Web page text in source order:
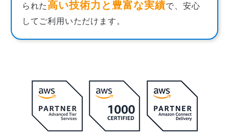
られた高い技術力と豊富な実績で、安心
してご利用いただけます。